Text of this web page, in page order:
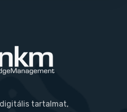
tartalmat,